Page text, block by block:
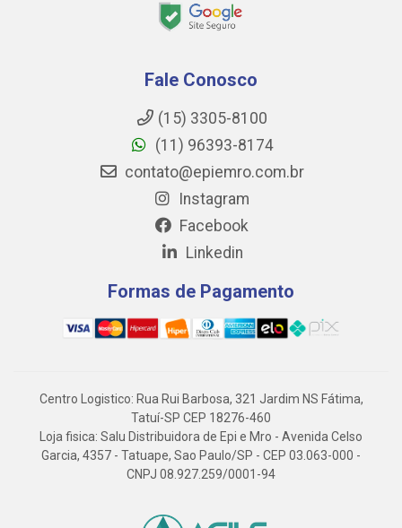
Fale Conosco
(15) 3305-8100
(11) 96393-8174
contato@epiemro.com.br
Instagram
Facebook
Linkedin
Formas de Pagamento
Centro Logistico: Rua Rui Barbosa, 321 Jardim NS Fátima,
Tatuí-SP CEP 18276-460
Loja fisica: Salu Distribuidora de Epi e Mro - Avenida Celso
Garcia, 4357 - Tatuape, Sao Paulo/SP - CEP 03.063-000 -
CNPJ 08.927.259/0001-94